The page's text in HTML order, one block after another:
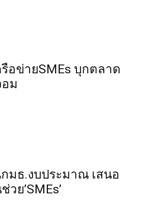
อข่ายSMEs บุกตลาด
ม
กมธ.งบประมาณ เสนอ
ย’SMEs’